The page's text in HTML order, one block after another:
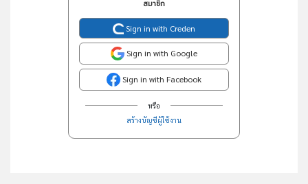
สมาชิก
Sign in with Creden
Sign in with Google
Sign in with Facebook
หรือ
สร้างบัญชีผู้ใช้งาน